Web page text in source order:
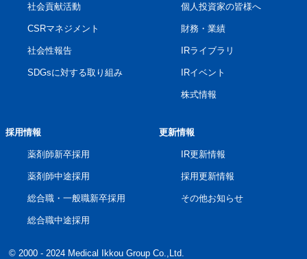
社会貢献活動
CSRマネジメント
社会性報告
SDGsに対する取り組み
個人投資家の皆様へ
財務・業績
IRライブラリ
IRイベント
株式情報
採用情報
薬剤師新卒採用
薬剤師中途採用
総合職・一般職新卒採用
総合職中途採用
更新情報
IR更新情報
採用更新情報
その他お知らせ
© 2000 - 2024 Medical Ikkou Group Co.,Ltd.